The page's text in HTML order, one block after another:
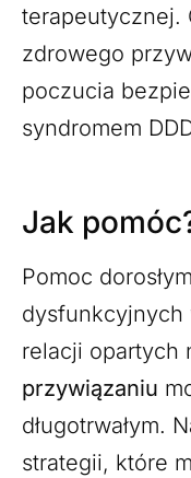
terapeutycznej.
zdrowego
poczucia
syndromem
Jak
Pomoc
relacji opartych
przywiązaniu
długotrwałym.
strategii, które